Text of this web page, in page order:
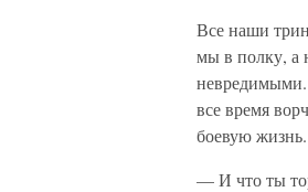
Все наши
мы в полку, а
невредимыми.
все время
боевую жизнь.
— И что ты